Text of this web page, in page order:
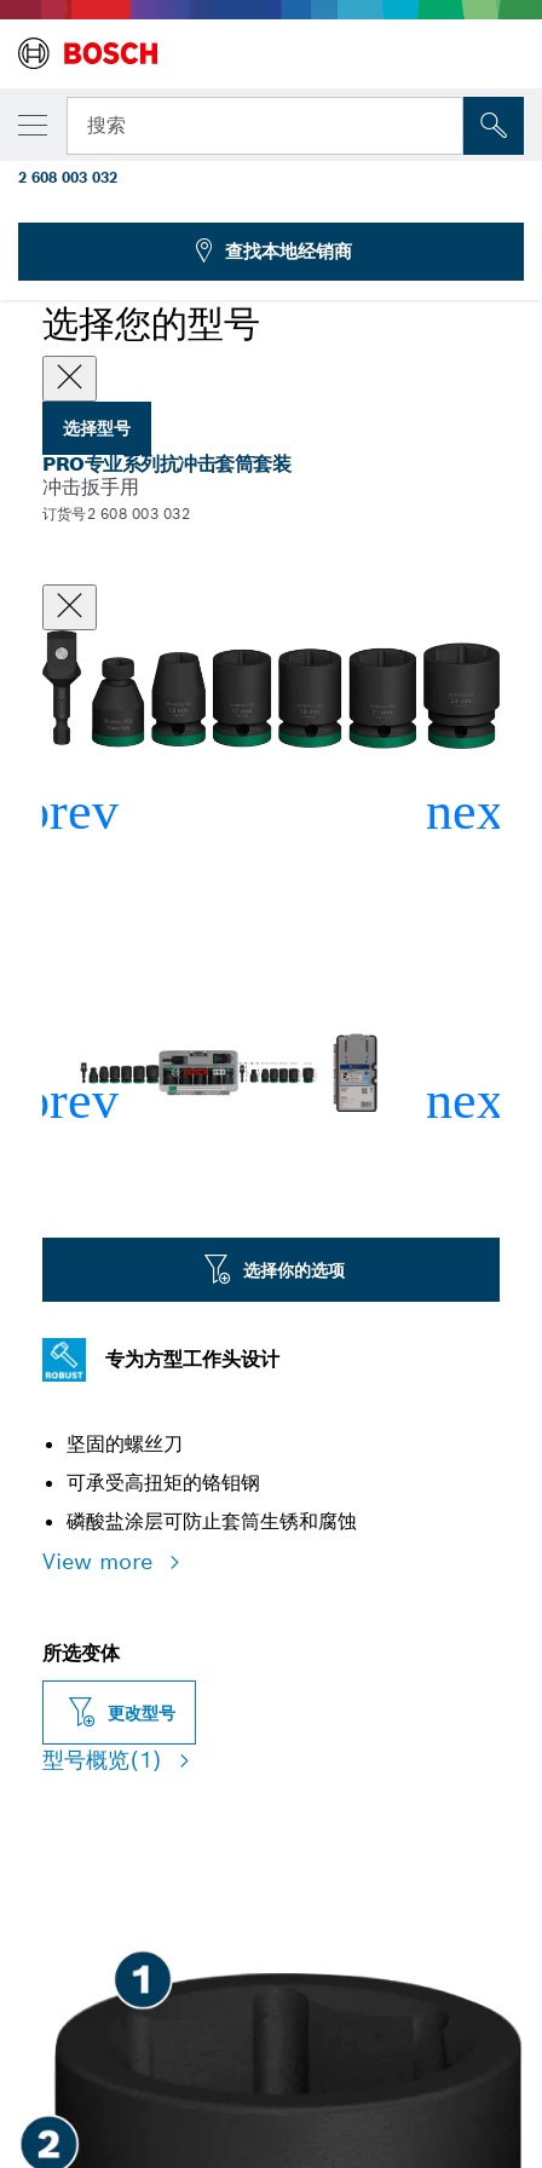
搜索
选择您的型号
选择型号
PRO专业系列抗冲击套筒套装
冲击扳手用
订货号2 608 003 032
专为方型工作头设计
坚固的螺丝刀
可承受高扭矩的铬钼钢
磷酸盐涂层可防止套筒生锈和腐蚀
View more
选择你的选项
所选变体
更改型号
型号概览(1)
您选择的型号
PRO专业系列抗冲击套筒套装，带转换接头，
1/2英寸，标准，7件装
2 608 003 032
查找本地经销商